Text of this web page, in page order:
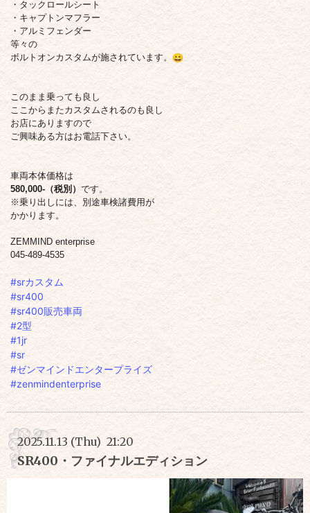
・タックロールシート
・キャプトンマフラー
・アルミフェンダー
等々の
ボルトオンカスタムが施されています。
このまま乗っても良し
ここからまたカスタムされるのも良し
お店にありますので
ご興味ある方はお電話下さい。
車両本体価格は
580,000-（税別） です。
※乗り出しには、別途車検諸費用が
かかります。
ZEMMIND enterprise
045-489-4535
#srカスタム
#sr400
#sr400販売車両
#2型
#1jr
#sr
#ゼンマインドエンタープライズ
#zenmindenterprise
2025.11.13 (Thu) 21:20
SR400・ファイナルエディション